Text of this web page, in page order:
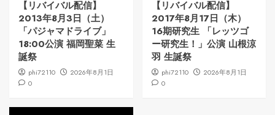
【リバイバル配信】
2013年8月3日（土）
「パジャマドライブ」
18:00公演 福岡聖菜 生
誕祭
phi72110
2026年8月1日
0
【リバイバル配信】
2017年8月17日（木）
16期研究生 「レッツゴ
ー研究生！」公演 山根涼
羽 生誕祭
phi72110
2026年8月1日
0